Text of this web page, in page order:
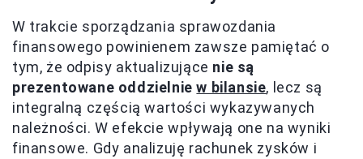
W trakcie sporządzania sprawozdania
finansowego powinienem zawsze pamiętać o
tym, że odpisy aktualizujące nie są
prezentowane oddzielniew bilansie, lecz są
integralną częścią wartości wykazywanych
należności. W efekcie wpływają one na wyniki
finansowe. Gdy analizuję rachunek zysków i